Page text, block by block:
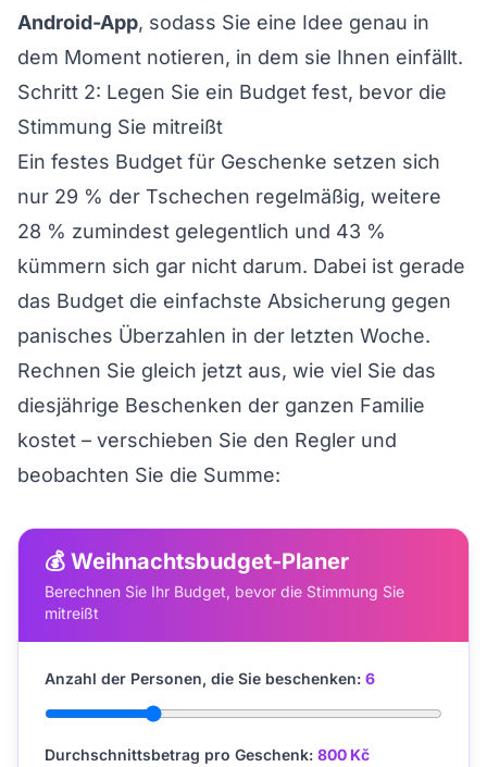
Android-App, sodass Sie eine Idee genau in
dem Moment notieren, in dem sie Ihnen einfällt.
Schritt 2: Legen Sie ein Budget fest, bevor die
Stimmung Sie mitreißt
Ein festes Budget für Geschenke setzen sich
nur 29 % der Tschechen regelmäßig, weitere
28 % zumindest gelegentlich und 43 %
kümmern sich gar nicht darum. Dabei ist gerade
das Budget die einfachste Absicherung gegen
panisches Überzahlen in der letzten Woche.
Rechnen Sie gleich jetzt aus, wie viel Sie das
diesjährige Beschenken der ganzen Familie
kostet – verschieben Sie den Regler und
beobachten Sie die Summe:
💰 Weihnachtsbudget-Planer
Berechnen Sie Ihr Budget, bevor die Stimmung Sie
mitreißt
Anzahl der Personen, die Sie beschenken: 6
Durchschnittsbetrag pro Geschenk: 800 Kč